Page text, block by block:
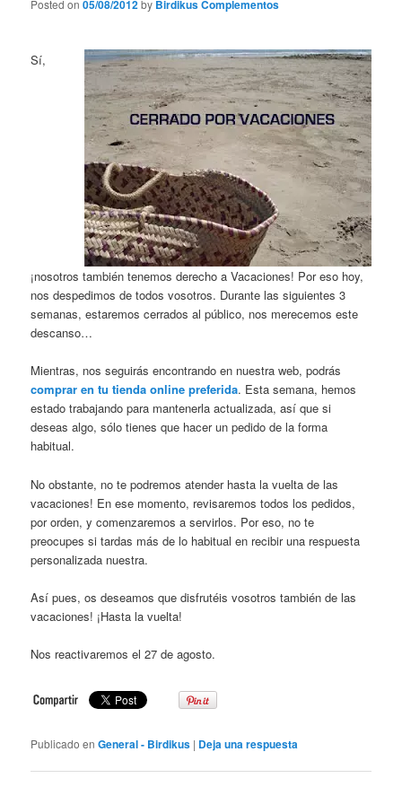
Posted on05/08/2012by Birdikus Complementos
Sí,
¡nosotros también tenemos derecho a Vacaciones! Por eso hoy,
nos despedimos de todos vosotros. Durante las siguientes 3
semanas, estaremos cerrados al público, nos merecemos este
descanso…
Mientras, nos seguirás encontrando en nuestra web, podrás
comprar en tu tienda online preferida. Esta semana, hemos
estado trabajando para mantenerla actualizada, así que si
deseas algo, sólo tienes que hacer un pedido de la forma
habitual.
No obstante, no te podremos atender hasta la vuelta de las
vacaciones! En ese momento, revisaremos todos los pedidos,
por orden, y comenzaremos a servirlos. Por eso, no te
preocupes si tardas más de lo habitual en recibir una respuesta
personalizada nuestra.
Así pues, os deseamos que disfrutéis vosotros también de las
vacaciones! ¡Hasta la vuelta!
Nos reactivaremos el 27 de agosto.
Publicado en General - Birdikus | Deja una respuesta